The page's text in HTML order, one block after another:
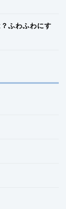
ふわふわにす